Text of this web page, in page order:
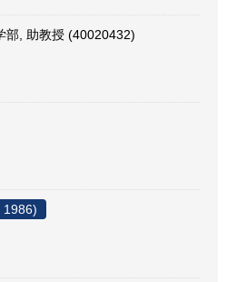
部, 助教授 (40020432)
1986)